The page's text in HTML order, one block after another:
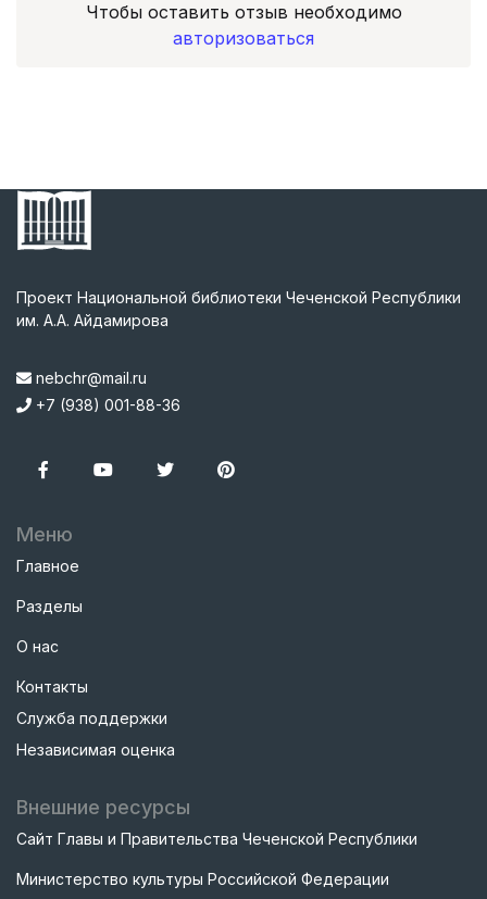
Чтобы оставить отзыв необходимо
авторизоваться
Проект Национальной библиотеки Чеченской Республики
им. А.А. Айдамирова
nebchr@mail.ru
+7 (938) 001-88-36
Меню
Главное
Разделы
О нас
Контакты
Служба поддержки
Независимая оценка
Внешние ресурсы
Сайт Главы и Правительства Чеченской Республики
Министерство культуры Российской Федерации